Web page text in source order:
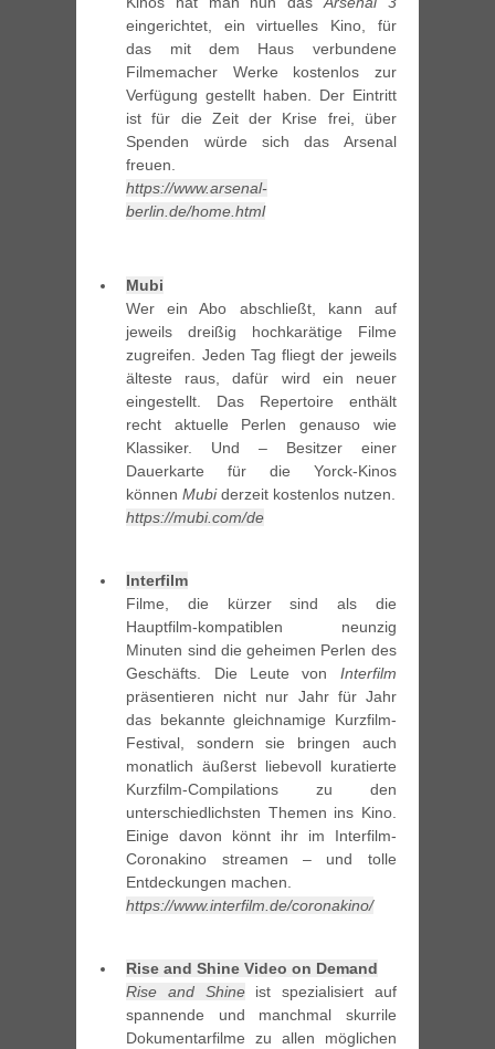
eingerichtet, ein virtuelles Kino, für
das mit dem Haus verbundene
Filmemacher Werke kostenlos zur
Verfügung gestellt haben. Der Eintritt
ist für die Zeit der Krise frei, über
Spenden würde sich das Arsenal
freuen.
https://www.arsenal-
berlin.de/home.html
Mubi
Wer ein Abo abschließt, kann auf
jeweils dreißig hochkarätige Filme
zugreifen. Jeden Tag fliegt der jeweils
älteste raus, dafür wird ein neuer
eingestellt. Das Repertoire enthält
recht aktuelle Perlen genauso wie
Klassiker. Und – Besitzer einer
Dauerkarte für die Yorck-Kinos
könnenMubiderzeit kostenlos nutzen.
https://mubi.com/de
Interfilm
Filme, die kürzer sind als die
Hauptfilm-kompatiblen neunzig
Minuten sind die geheimen Perlen des
Geschäfts. Die Leute von Interfilm
präsentieren nicht nur Jahr für Jahr
das bekannte gleichnamige Kurzfilm-
Festival, sondern sie bringen auch
monatlich äußerst liebevoll kuratierte
Kurzfilm-Compilations zu den
unterschiedlichsten Themen ins Kino.
Einige davon könnt ihr im Interfilm-
Coronakino streamen – und tolle
Entdeckungen machen.
https://www.interfilm.de/coronakino/
Rise and Shine Video on Demand
Rise and Shineist spezialisiert auf
spannende und manchmal skurrile
Dokumentarfilme zu allen möglichen